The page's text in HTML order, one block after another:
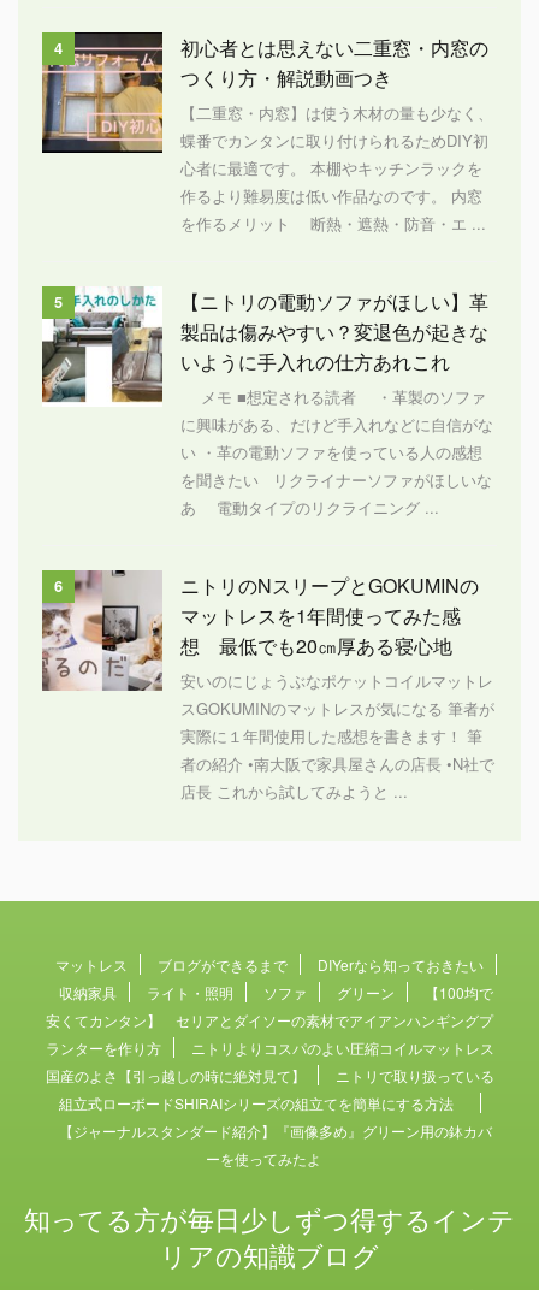
4
初心者とは思えない二重窓・内窓の
つくり方・解説動画つき
【二重窓・内窓】は使う木材の量も少なく、
蝶番でカンタンに取り付けられるためDIY初
心者に最適です。 本棚やキッチンラックを
作るより難易度は低い作品なのです。 内窓
を作るメリット 断熱・遮熱・防音・エ ...
5
【ニトリの電動ソファがほしい】革
製品は傷みやすい？変退色が起きな
いように手入れの仕方あれこれ
メモ ■想定される読者 ・革製のソファ
に興味がある、だけど手入れなどに自信がな
い ・革の電動ソファを使っている人の感想
を聞きたい リクライナーソファがほしいな
あ 電動タイプのリクライニング ...
6
ニトリのNスリープとGOKUMINの
マットレスを1年間使ってみた感
想 最低でも20㎝厚ある寝心地
安いのにじょうぶなポケットコイルマットレ
スGOKUMINのマットレスが気になる 筆者が
実際に１年間使用した感想を書きます！ 筆
者の紹介 •南大阪で家具屋さんの店長 •N社で
店長 これから試してみようと ...
マットレス ブログができるまで
DIYerなら知っておきたい
収納家具
ライト・照明 ソファ グリーン
【100均で
安くてカンタン】 セリアとダイソーの素材でアイアンハンギングプ
ランターを作り方
ニトリよりコスパのよい圧縮コイルマットレス
国産のよさ【引っ越しの時に絶対見て】
ニトリで取り扱っている
組立式ローボードSHIRAIシリーズの組立てを簡単にする方法
【ジャーナルスタンダード紹介】『画像多め』グリーン用の鉢カバ
ーを使ってみたよ
知ってる方が毎日少しずつ得するインテ
リアの知識ブログ